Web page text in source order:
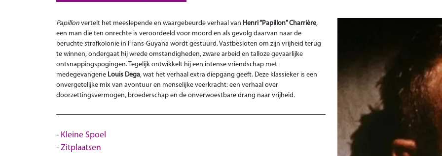
Papillon vertelt het meeslepende en waargebeurde verhaal van Henri “Papillon” Charrière,
een man die ten onrechte is veroordeeld voor moord en als gevolg daarvan naar de
beruchte strafkolonie in Frans-Guyana wordt gestuurd. Vastbesloten om zijn vrijheid terug
te winnen, ondergaat hij wrede omstandigheden, zware arbeid en talloze gevaarlijke
ontsnappingspogingen. Tegelijk ontwikkelt hij een intense vriendschap met
medegevangene Louis Dega, wat het verhaal extra diepgang geeft. Deze klassieker is een
onvergetelijke mix van avontuur en menselijke veerkracht: een verhaal over
doorzettingsvermogen, broederschap en de onverwoestbare drang naar vrijheid.
Kleine Spoel
Zitplaatsen